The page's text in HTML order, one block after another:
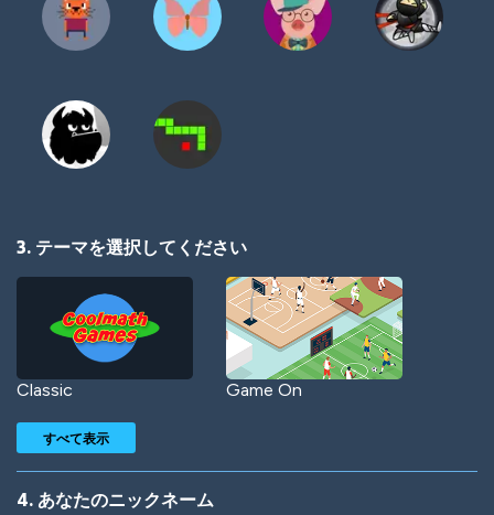
3. テーマを選択してください
Classic Game On
すべて表示
4. あなたのニックネーム